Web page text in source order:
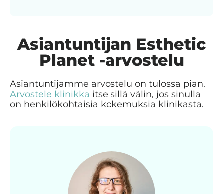
Asiantuntijan Esthetic
Planet -arvostelu
Asiantuntijamme arvostelu on tulossa pian.
Arvostele klinikka itse sillä välin, jos sinulla
on henkilökohtaisia kokemuksia klinikasta.